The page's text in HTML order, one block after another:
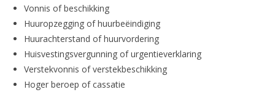
Vonnis of beschikking
Huuropzegging of huurbeëindiging
Huurachterstand of huurvordering
Huisvestingsvergunning of urgentieverklaring
Verstekvonnis of verstekbeschikking
Hoger beroep of cassatie